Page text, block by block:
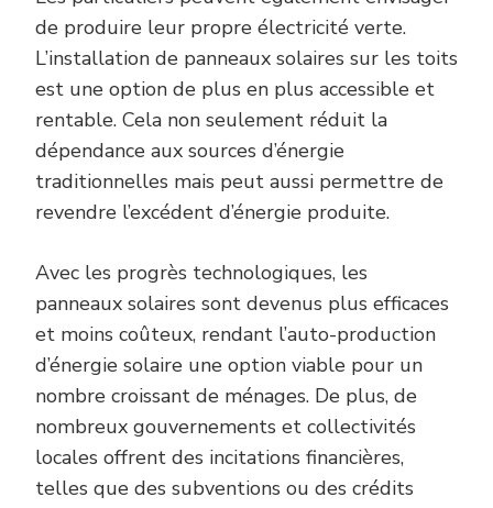
de produire leur propre électricité verte.
L’installation de panneaux solaires sur les toits
est une option de plus en plus accessible et
rentable. Cela non seulement réduit la
dépendance aux sources d’énergie
traditionnelles mais peut aussi permettre de
revendre l’excédent d’énergie produite.
Avec les progrès technologiques, les
panneaux solaires sont devenus plus efficaces
et moins coûteux, rendant l’auto-production
d’énergie solaire une option viable pour un
nombre croissant de ménages. De plus, de
nombreux gouvernements et collectivités
locales offrent des incitations financières,
telles que des subventions ou des crédits